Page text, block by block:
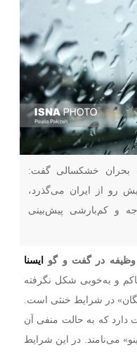
بحران خشکسالی گفت:
رو از ایران می‌گذرد،
و کم‌بارشی پیش‌بینی
وظیفه در گفت و گوایسنا
و به‌خوبی شکل نگرفته
در شرایط خنثی است.
که به حالت منفی آن
می‌نامند. در این شرایط